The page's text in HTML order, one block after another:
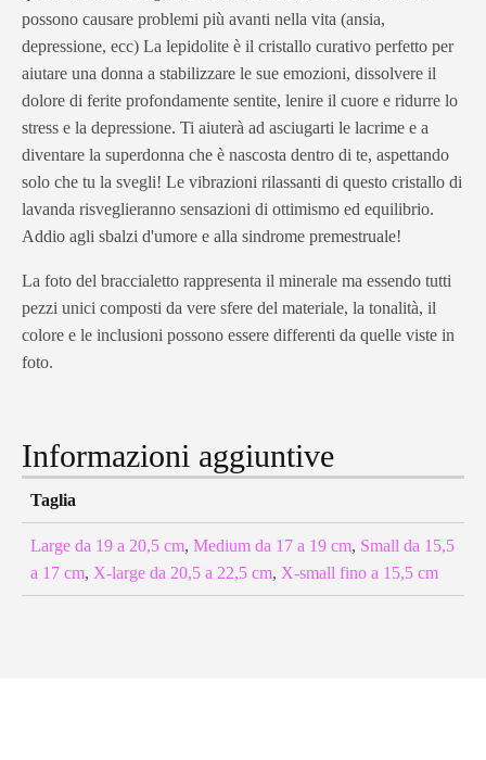
possono causare problemi più avanti nella vita (ansia,
depressione, ecc) La lepidolite è il cristallo curativo perfetto per
aiutare una donna a stabilizzare le sue emozioni, dissolvere il
dolore di ferite profondamente sentite, lenire il cuore e ridurre lo
stress e la depressione. Ti aiuterà ad asciugarti le lacrime e a
diventare la superdonna che è nascosta dentro di te, aspettando
solo che tu la svegli! Le vibrazioni rilassanti di questo cristallo di
lavanda risveglieranno sensazioni di ottimismo ed equilibrio.
Addio agli sbalzi d'umore e alla sindrome premestruale!
La foto del braccialetto rappresenta il minerale ma essendo tutti
pezzi unici composti da vere sfere del materiale, la tonalità, il
colore e le inclusioni possono essere differenti da quelle viste in
foto.
Informazioni aggiuntive
Taglia
Large da 19 a 20,5 cm, Medium da 17 a 19 cm, Small da 15,5
a 17 cm, X-large da 20,5 a 22,5 cm, X-small fino a 15,5 cm